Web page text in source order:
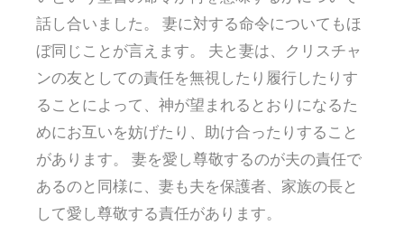
話し合いました。 妻に対する命令についてもほ
ぼ同じことが言えます。 夫と妻は、クリスチャ
ンの友としての責任を無視したり履行したりす
ることによって、神が望まれるとおりになるた
めにお互いを妨げたり、助け合ったりすること
があります。 妻を愛し尊敬するのが夫の責任で
あるのと同様に、妻も夫を保護者、家族の長と
して愛し尊敬する責任があります。